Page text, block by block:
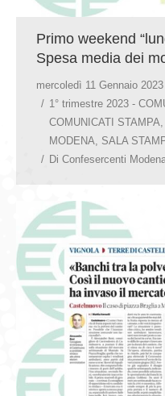
Primo weekend
Spesa media dei
mercoledì 11 Gennaio 2023
1° trimestre 2023 -
COMUNICATI STAMPA,
MODENA, SALA
Di Confesercenti